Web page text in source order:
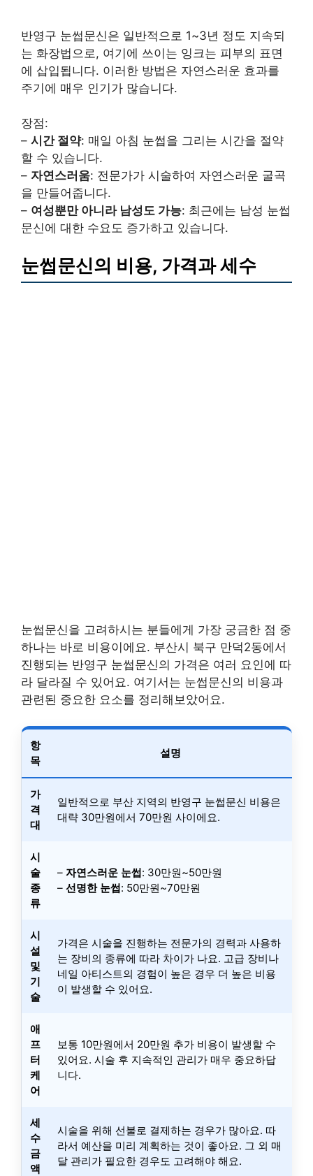
반영구 눈썹문신은 일반적으로 1~3년 정도 지속되
는 화장법으로, 여기에 쓰이는 잉크는 피부의 표면
에 삽입됩니다. 이러한 방법은 자연스러운 효과를
주기에 매우 인기가 많습니다.
장점:
– 시간 절약: 매일 아침 눈썹을 그리는 시간을 절약
할 수 있습니다.
– 자연스러움: 전문가가 시술하여 자연스러운 굴곡
을 만들어줍니다.
– 여성뿐만 아니라 남성도 가능: 최근에는 남성 눈썹
문신에 대한 수요도 증가하고 있습니다.
눈썹문신의 비용, 가격과 세수
눈썹문신을 고려하시는 분들에게 가장 궁금한 점 중
하나는 바로 비용이에요. 부산시 북구 만덕2동에서
진행되는 반영구 눈썹문신의 가격은 여러 요인에 따
라 달라질 수 있어요. 여기서는 눈썹문신의 비용과
관련된 중요한 요소를 정리해보았어요.
항
목
설명
가
격
대
일반적으로 부산 지역의 반영구 눈썹문신 비용은
대략 30만원에서 70만원 사이에요.
시
술
종
류
– 자연스러운 눈썹: 30만원~50만원
– 선명한 눈썹: 50만원~70만원
시
설
및
기
술
가격은 시술을 진행하는 전문가의 경력과 사용하
는 장비의 종류에 따라 차이가 나요. 고급 장비나
네일 아티스트의 경험이 높은 경우 더 높은 비용
이 발생할 수 있어요.
애
프
터
케
어
보통 10만원에서 20만원 추가 비용이 발생할 수
있어요. 시술 후 지속적인 관리가 매우 중요하답
니다.
세
수
금
액
시술을 위해 선불로 결제하는 경우가 많아요. 따
라서 예산을 미리 계획하는 것이 좋아요. 그 외 매
달 관리가 필요한 경우도 고려해야 해요.